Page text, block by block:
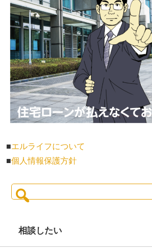
■エルライフについて
■個人情報保護方針
相談したい